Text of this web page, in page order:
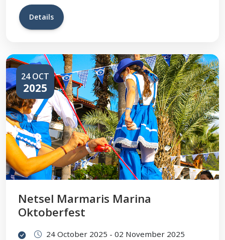
Details
24 OCT
2025
Netsel Marmaris Marina
Oktoberfest
24 October 2025 - 02 November 2025